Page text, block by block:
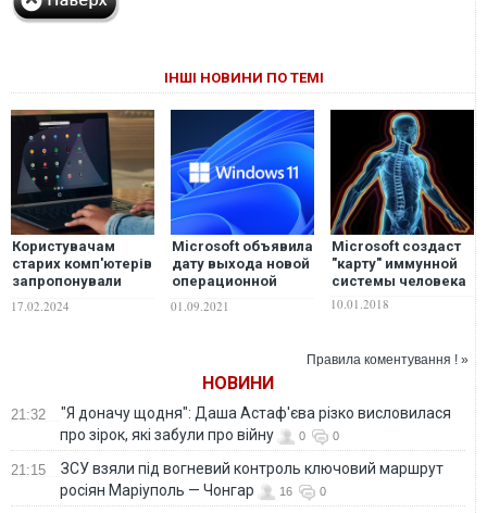
ІНШІ НОВИНИ ПО ТЕМІ
Користувачам
старих комп'ютерів
запропонували
Windows
17.02.2024
Microsoft объявила
дату выхода новой
операционной
11
01.09.2021
Microsoft создаст
"карту" иммунной
системы человека
10.01.2018
Правила коментування ! »
НОВИНИ
21:32
"Я доначу щодня": Даша Астаф'єва різко висловилася
про зірок, які забули про війну
0 0
21:15
ЗСУ взяли під вогневий контроль ключовий маршрут
росіян Маріуполь — Чонгар
16 0